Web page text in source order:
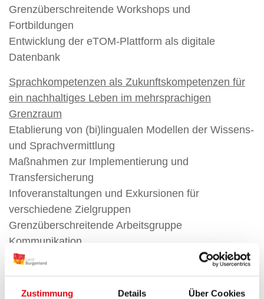
Zustimmung Details Über Cookies
Grenzüberschreitende Workshops und
Fortbildungen
Entwicklung der eTOM-Plattform als digitale
Datenbank
Sprachkompetenzen als Zukunftskompetenzen für
ein nachhaltiges Leben im mehrsprachigen
Grenzraum
Etablierung von (bi)lingualen Modellen der Wissens-
und Sprachvermittlung
Maßnahmen zur Implementierung und
Transfersicherung
Infoveranstaltungen und Exkursionen für
verschiedene Zielgruppen
Grenzüberschreitende Arbeitsgruppe
Kommunikation
Aufbau eines bundesweiten und
grenzüberschreitenden Netzwerkes an Kompetenz-
und Beratungsstellen für sprachliche Bildung